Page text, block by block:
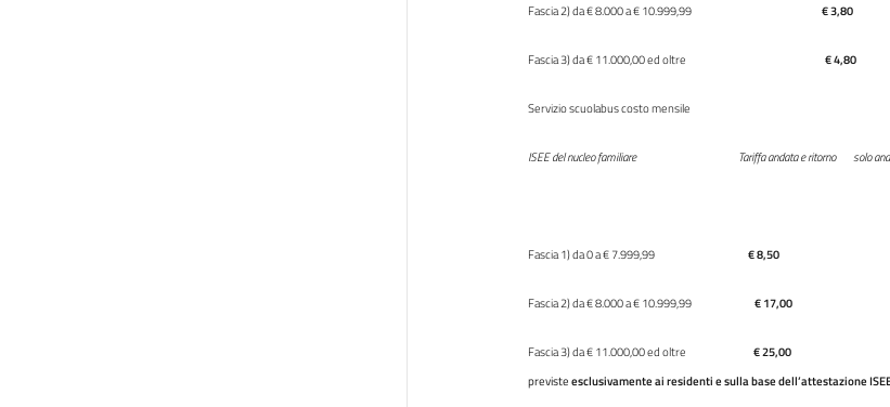
Fascia 2) da € 8.000 a € 10.999,99 € 3,80
Fascia 3) da € 11.000,00 ed oltre € 4,80
Servizio scuolabus costo mensile
ISEE del nucleo familiare Tariffa andata e ritorno solo andata
Fascia 1) da 0 a € 7.999,99 € 8,50 €
Fascia 2) da € 8.000 a € 10.999,99 € 17,00 €
Fascia 3) da € 11.000,00 ed oltre € 25,00 €
previsteesclusivamente ai residenti e sulla base dell’attestazione